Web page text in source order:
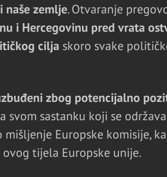
naše zemlje. Otvaranje
i Hercegovinu pred vrata
cilja skoro svake
zbog potencijalno
sastanku koji se
Europske komisije,
ovog tijela Europske unije.